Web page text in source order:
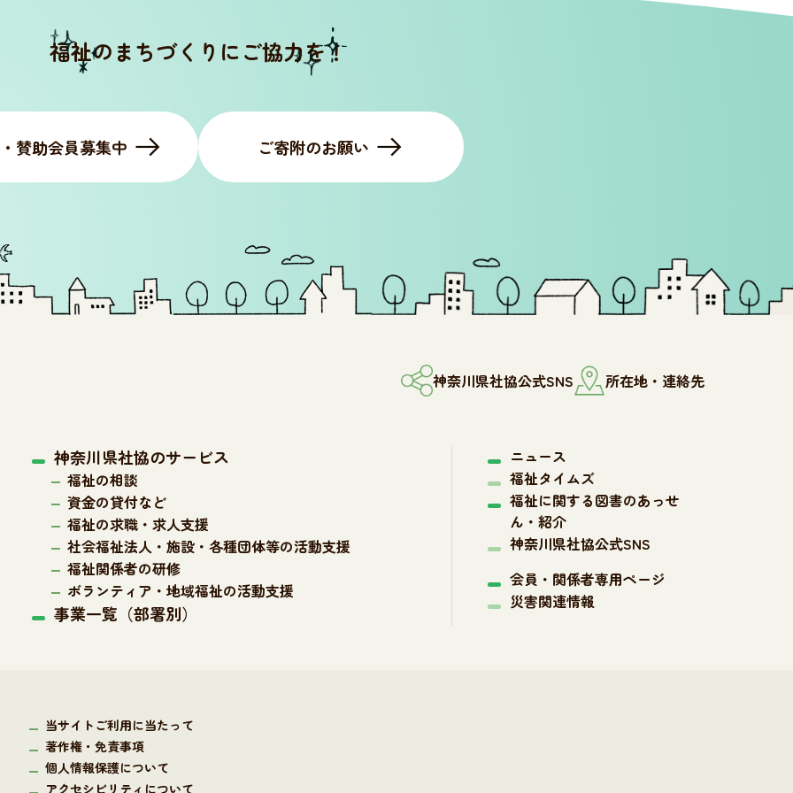
福祉のまちづくりにご協力を！
賛助会員募集中 ご寄附のお願い
神奈川県社協公式SNS 所在地・連絡先
神奈川県社協のサービス
福祉の相談
資金の貸付など
福祉の求職・求人支援
社会福祉法人・施設・各種団体等の活動支援
福祉関係者の研修
ボランティア・地域福祉の活動支援
事業一覧（部署別）
ニュース
福祉タイムズ
福祉に関する図書のあっせ
ん・紹介
神奈川県社協公式SNS
会員・関係者専用ページ
災害関連情報
当サイトご利用に当たって
著作権・免責事項
個人情報保護について
アクセシビリティについて